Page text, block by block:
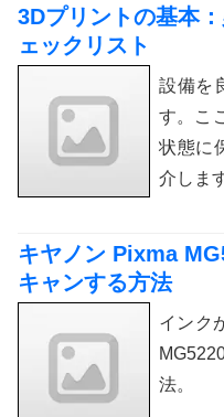
3Dプリントの基本
ェックリスト
設備を
す。こ
状態に
介しま
キヤノン Pixma
キャンする方法
インク
法。